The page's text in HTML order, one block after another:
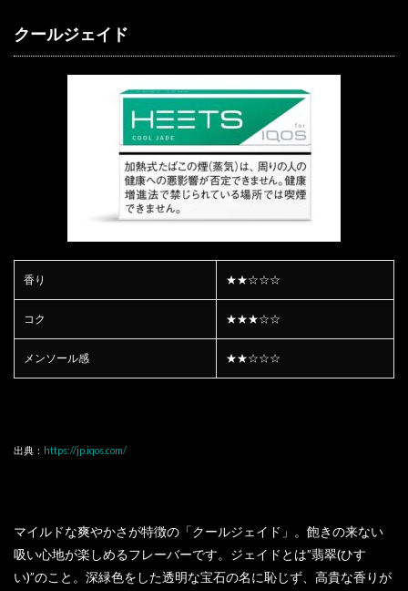
クールジェイド
香り ★★☆☆☆
コク ★★★☆☆
メンソール感 ★★☆☆☆
出典： https://jp.iqos.com/
マイルドな爽やかさが特徴の「クールジェイド」。飽きの来ない
吸い心地が楽しめるフレーバーです。ジェイドとは”翡翠(ひす
い)”のこと。深緑色をした透明な宝石の名に恥じず、高貴な香りが